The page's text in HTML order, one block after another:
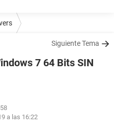
Siguiente Tema
7 64 Bits SIN
a las 16:22